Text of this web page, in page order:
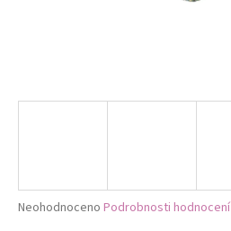
Průměrné
Neohodnoceno Podrobnosti hodnocení